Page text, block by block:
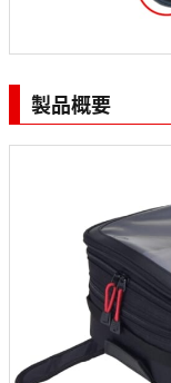
製品概要